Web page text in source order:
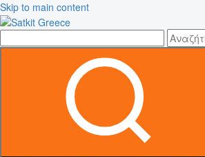
Skip to main content